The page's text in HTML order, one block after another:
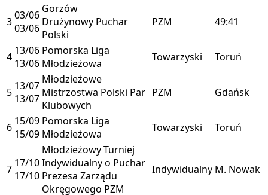
303/06
03/06
Gorzów
Drużynowy Puchar
Polski
PZM 49:41
4 13/06
13/06
Pomorska Liga
Młodzieżowa
Towarzyski Toruń
5 13/07
13/07
Młodzieżowe
Mistrzostwa Polski Par
Klubowych
PZM Gdańsk
6 15/09
15/09
Pomorska Liga
Młodzieżowa
Towarzyski Toruń
7 17/10
17/10
Młodzieżowy Turniej
Indywidualny o Puchar
Prezesa Zarządu
Okręgowego PZM
Indywidualny M. Nowak